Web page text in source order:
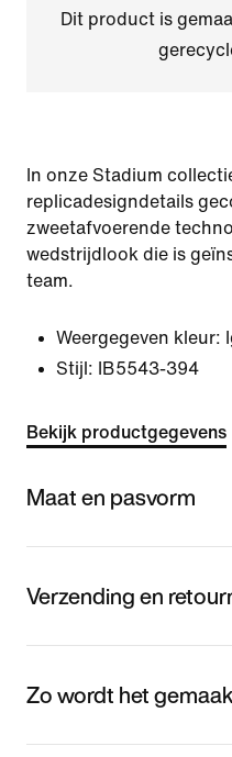
Dit product is
In onze Stadium
replicadesigndetails
zweetafvoerende
wedstrijdlook die is
team.
Weergegeven kleur:
Stijl:
IB5543-394
Bekijk productgegevens
Maat en pasvorm
Verzending en
Zo wordt het